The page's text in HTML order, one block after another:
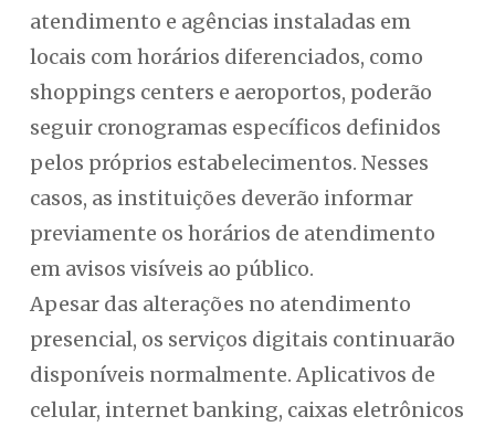
atendimento e agências instaladas em
locais com horários diferenciados, como
shoppings centers e aeroportos, poderão
seguir cronogramas específicos definidos
pelos próprios estabelecimentos. Nesses
casos, as instituições deverão informar
previamente os horários de atendimento
em avisos visíveis ao público.
Apesar das alterações no atendimento
presencial, os serviços digitais continuarão
disponíveis normalmente. Aplicativos de
celular, internet banking, caixas eletrônicos